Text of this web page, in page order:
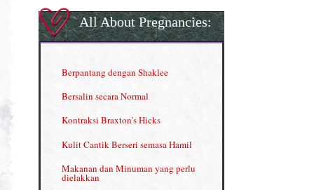
Gla Complex (II)
Herbal Blend the Magic Cream
Nutrisi untuk Ikhtiar Hamil
All About Pregnancies:
Berpantang dengan Shaklee
Bersalin secara Normal
Kontraksi Braxton's Hicks
Kulit Cantik Berseri semasa Hamil
Makanan dan Minuman yang perlu
dielakkan